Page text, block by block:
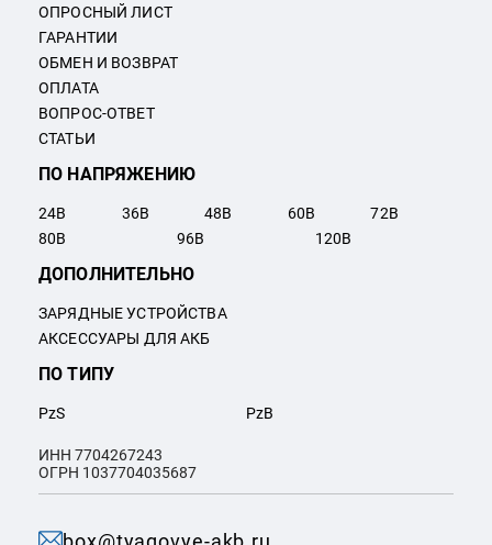
ОПРОСНЫЙ ЛИСТ
ГАРАНТИИ
ОБМЕН И ВОЗВРАТ
ОПЛАТА
ВОПРОС-ОТВЕТ
СТАТЬИ
ПО НАПРЯЖЕНИЮ
24В 36В 48В 60В 72В
80В 96В 120В
ПО ТИПУ
PzS PzB
ДОПОЛНИТЕЛЬНО
ЗАРЯДНЫЕ УСТРОЙСТВА
АКСЕССУАРЫ ДЛЯ АКБ
ИНН 7704267243
ОГРН 1037704035687